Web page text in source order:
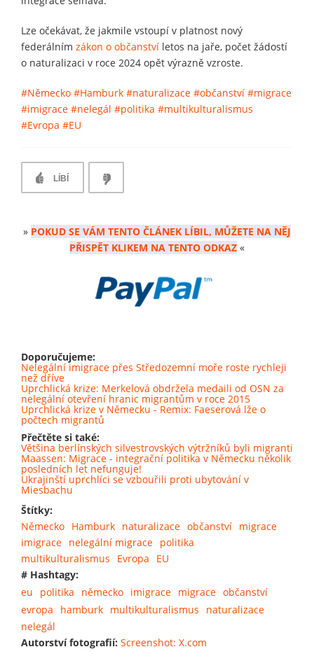
Lze očekávat, že jakmile vstoupí v platnost nový
federálním zákon o občanství letos na jaře, počet žádostí
o naturalizaci v roce 2024 opět výrazně vzroste.
#Německo #Hamburk #naturalizace #občanství #migrace
#imigrace #nelegál #politika #multikulturalismus
#Evropa #EU
LÍBÍ
» POKUD SE VÁM TENTO ČLÁNEK LÍBIL, MŮŽETE NA NĚJ
PŘISPĚT KLIKEM NA TENTO ODKAZ «
Doporučujeme:
Nelegální imigrace přes Středozemní moře roste rychleji
než dříve
Uprchlická krize: Merkelová obdržela medaili od OSN za
nelegální otevření hranic migrantům v roce 2015
Uprchlická krize v Německu - Remix: Faeserová lže o
počtech migrantů
Přečtěte si také:
Většina berlínských silvestrovských výtržníků byli migranti
Maassen: Migrace - integrační politika v Německu několik
posledních let nefunguje!
Ukrajinští uprchlíci se vzbouřili proti ubytování v
Miesbachu
Štítky:
Německo Hamburk naturalizace občanství migrace
imigrace nelegální migrace politika
multikulturalismus
Evropa
EU
# Hashtagy:
eu
politika německo imigrace migrace občanství
evropa
hamburk multikulturalismus
naturalizace
nelegál
Autorství fotografií: Screenshot: X.com